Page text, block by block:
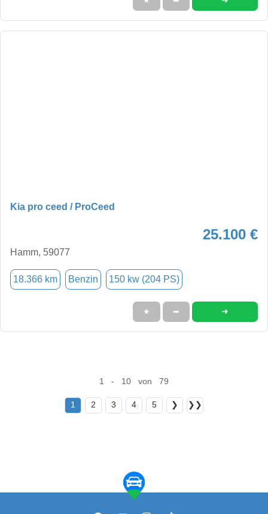
Kia pro ceed / ProCeed
25.100 €
Hamm, 59077
18.366 km Benzin 150 kw (204 PS)
★ ➦ ➜
1 - 10 von 79
1 2 3 4 5 ❯ ❯❯